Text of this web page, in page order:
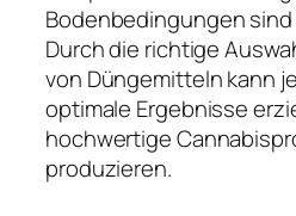
Bodenbedingungen
Durch die richtige
von Düngemitteln kann
optimale Ergebnisse
hochwertige
produzieren.